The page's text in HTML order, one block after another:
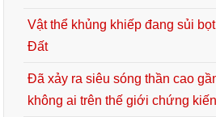
Vật thể khủng khiếp đang sủi
Đất
Đã xảy ra siêu sóng thần cao
không ai trên thế giới chứng kiến